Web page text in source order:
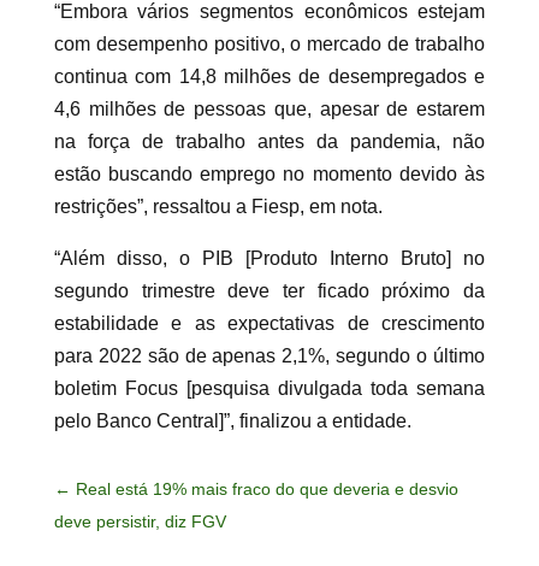
“Embora vários segmentos econômicos estejam
com desempenho positivo, o mercado de trabalho
continua com 14,8 milhões de desempregados e
4,6 milhões de pessoas que, apesar de estarem
na força de trabalho antes da pandemia, não
estão buscando emprego no momento devido às
restrições”, ressaltou a Fiesp, em nota.
“Além disso, o PIB [Produto Interno Bruto] no
segundo trimestre deve ter ficado próximo da
estabilidade e as expectativas de crescimento
para 2022 são de apenas 2,1%, segundo o último
boletim Focus [pesquisa divulgada toda semana
pelo Banco Central]”, finalizou a entidade.
← Real está 19% mais fraco do que deveria e desvio
deve persistir, diz FGV